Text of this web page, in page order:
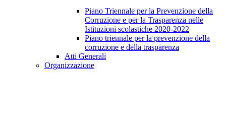
Piano Triennale per la Prevenzione della
Corruzione e per la Trasparenza nelle
Istituzioni scolastiche 2020-2022
Piano triennale per la prevenzione della
corruzione e della trasparenza
Atti Generali
Organizzazione